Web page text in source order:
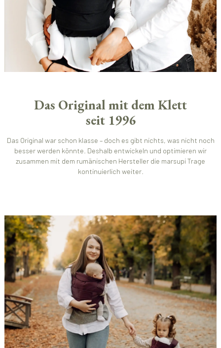
Das Original mit dem Klett
seit 1996
Das Original war schon klasse – doch es gibt nichts, was nicht noch
besser werden könnte. Deshalb entwickeln und optimieren wir
zusammen mit dem rumänischen Hersteller die marsupi Trage
kontinuierlich weiter.